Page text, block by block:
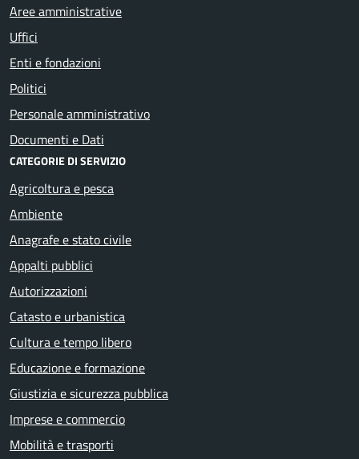
Aree amministrative
Uffici
Enti e fondazioni
Politici
Personale amministrativo
Documenti e Dati
CATEGORIE DI SERVIZIO
Agricoltura e pesca
Ambiente
Anagrafe e stato civile
Appalti pubblici
Autorizzazioni
Catasto e urbanistica
Cultura e tempo libero
Educazione e formazione
Giustizia e sicurezza pubblica
Imprese e commercio
Mobilità e trasporti